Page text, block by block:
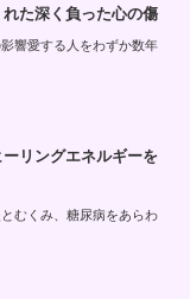
た深く負った心の傷
響愛する人をわずか数年
ーリングエネルギーを
むくみ、糖尿病をあらわ